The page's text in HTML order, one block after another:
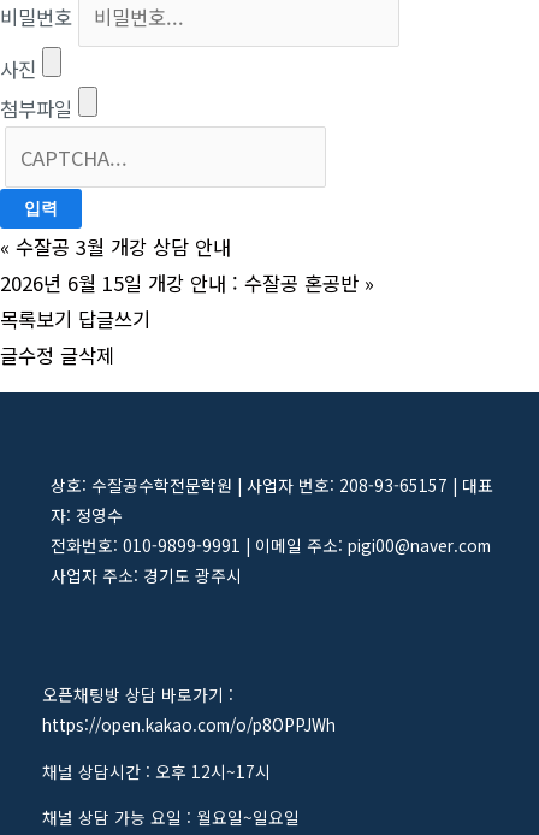
비밀번호
사진
첨부파일
« 수잘공 3월 개강 상담 안내
2026년 6월 15일 개강 안내 : 수잘공 혼공반 »
목록보기 답글쓰기
글수정 글삭제
상호: 수잘공수학전문학원 | 사업자 번호: 208-93-65157 | 대표
자: 정영수
전화번호: 010-9899-9991 | 이메일 주소: pigi00@naver.com
사업자 주소: 경기도 광주시
오픈채팅방 상담 바로가기 :
https://open.kakao.com/o/p8OPPJWh
채널 상담시간 : 오후 12시~17시
채널 상담 가능 요일 : 월요일~일요일